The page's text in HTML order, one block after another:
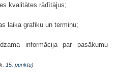
kvalitātes rādītājus;
laika grafiku un termiņu;
informācija par pasākumu
15. punktu)